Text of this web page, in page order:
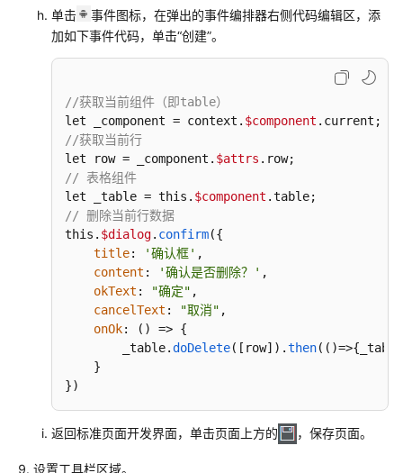
何
实
跳
转
如
何
获
后
台
数
据
何
行
后
逻
单击
事件图标，在弹出的事件编排器右侧代码编辑区，添
加如下事件代码，单击“创建”。
//获取当前组件（即table）
let _component = context. $component
//获取当前行
let row = _component. $attrs
// 表格组件
let _table = this. $component
// 删除当前行数据
this. $dialog. confirm({
title: '确认框' ,
content : '确认是否删除？' ,
okText : "确定" ,
cancelText : "取消" ,
onOk: () => {
        _table.
doDelete([row]).then
    }
})
返回标准页面开发界面，单击页面上方的 ，保存页面。
设置工具栏区域。